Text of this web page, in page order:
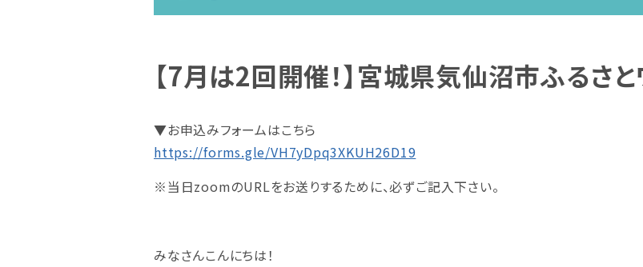
【7月は2回開催！】宮城県気仙沼市ふるさ
▼お申込みフォームはこちら
https://forms.gle/VH7yDpq3XKUH26D19
※当日zoomのURLをお送りするために、必ずご記入下さい。
みなさんこんにちは！